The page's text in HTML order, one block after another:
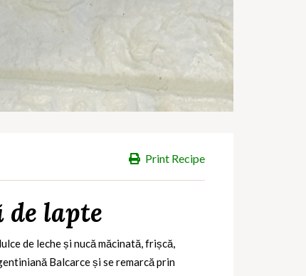
Print Recipe
lapte
de leche și nucă măcinată, frișcă,
Balcarce și se remarcă prin